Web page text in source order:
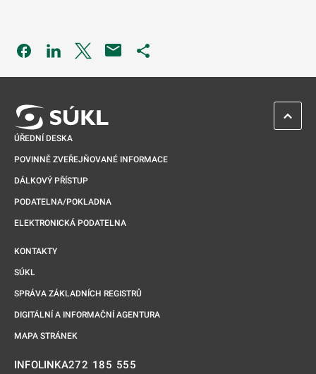
Odkaz se otevře na nové kartě
Odkaz se otevře na nové kartě
Odkaz se otevře na nové kartě
ÚŘEDNÍ DESKA
POVINNĚ ZVEŘEJŇOVANÉ INFORMACE
DÁLKOVÝ PŘÍSTUP
PODATELNA/POKLADNA
ELEKTRONICKÁ PODATELNA
KONTAKTY
SÚKL
SPRÁVA ZÁKLADNÍCH REGISTRŮ
DIGITÁLNÍ A INFORMAČNÍ AGENTURA
MAPA STRÁNEK
INFOLINKA272 185 555
ZPĚT